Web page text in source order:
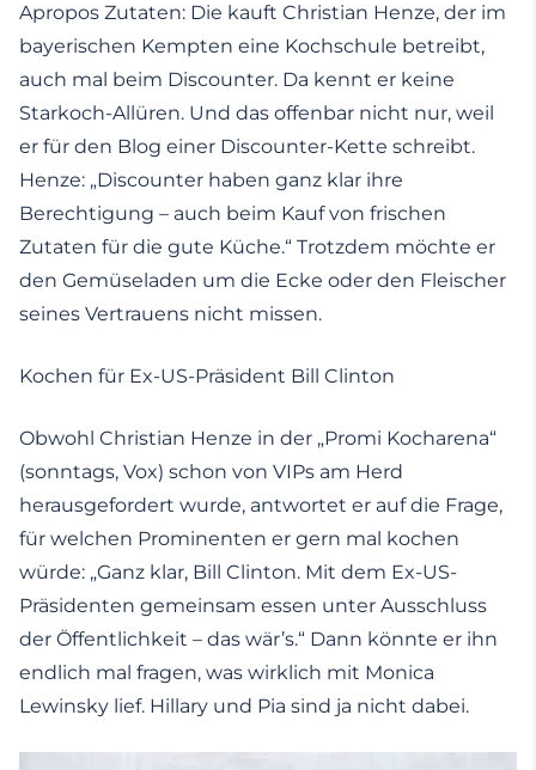
Apropos Zutaten: Die kauft Christian Henze, der im
bayerischen Kempten eine Kochschule betreibt,
auch mal beim Discounter. Da kennt er keine
Starkoch-Allüren. Und das offenbar nicht nur, weil
er für den Blog einer Discounter-Kette schreibt.
Henze: „Discounter haben ganz klar ihre
Berechtigung – auch beim Kauf von frischen
Zutaten für die gute Küche.“ Trotzdem möchte er
den Gemüseladen um die Ecke oder den Fleischer
seines Vertrauens nicht missen.
Kochen für Ex-US-Präsident Bill Clinton
Obwohl Christian Henze in der „Promi Kocharena“
(sonntags, Vox) schon von VIPs am Herd
herausgefordert wurde, antwortet er auf die Frage,
für welchen Prominenten er gern mal kochen
würde: „Ganz klar, Bill Clinton. Mit dem Ex-US-
Präsidenten gemeinsam essen unter Ausschluss
der Öffentlichkeit – das wär’s.“ Dann könnte er ihn
endlich mal fragen, was wirklich mit Monica
Lewinsky lief. Hillary und Pia sind ja nicht dabei.